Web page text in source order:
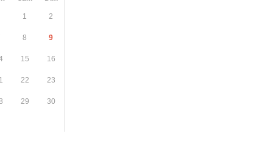
1 2
8 9
15 16
22 23
29 30